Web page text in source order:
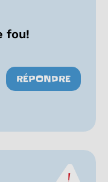
fou!
RÉPONDRE